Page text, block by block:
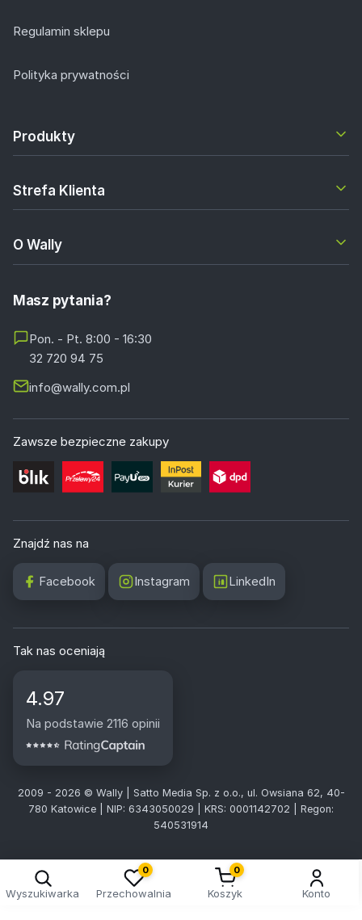
Regulamin sklepu
Polityka prywatności
Produkty
Strefa Klienta
O Wally
Masz pytania?
Pon. - Pt. 8:00 - 16:30
32 720 94 75
info@wally.com.pl
Zawsze bezpieczne zakupy
Znajdź nas na
Facebook Instagram LinkedIn
Tak nas oceniają
4.97
Na podstawie 2116 opinii
2009 - 2026 © Wally | Satto Media Sp. z o.o., ul. Owsiana 62, 40-
780 Katowice | NIP: 6343050029 | KRS: 0001142702 | Regon:
540531914
Wyszukiwarka
0
Przechowalnia
0
Koszyk Konto